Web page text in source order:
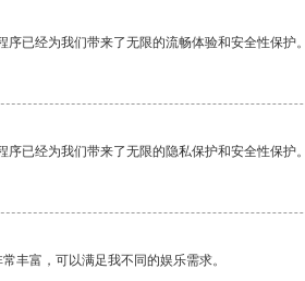
序已经为我们带来了无限的流畅体验和安全性保护。
序已经为我们带来了无限的隐私保护和安全性保护。
丰富，可以满足我不同的娱乐需求。